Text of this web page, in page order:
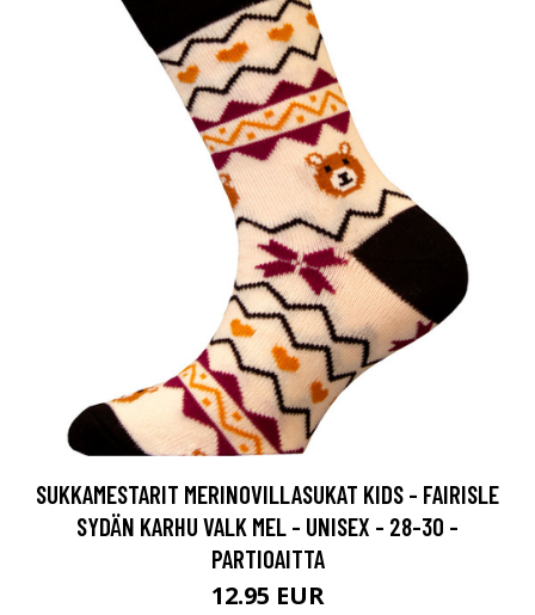
SUKKAMESTARIT MERINOVILLASUKAT KIDS - FAIRISLE
SYDÄN KARHU VALK MEL - UNISEX - 28-30 -
PARTIOAITTA
12.95 EUR